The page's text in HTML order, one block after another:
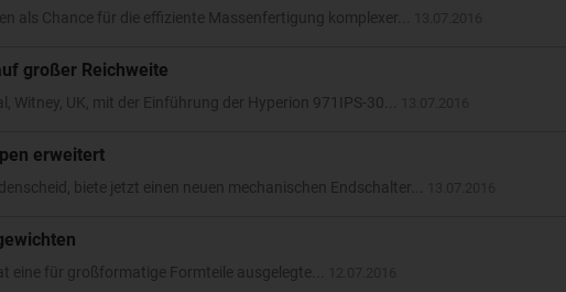
als Chance für die effiziente Massenfertigung komplexer...
großer Reichweite
UK, mit der Einführung der Hyperion 971IPS-30...
erweitert
biete jetzt einen neuen mechanischen Endschalter...
eine für großformatige Formteile ausgelegte...